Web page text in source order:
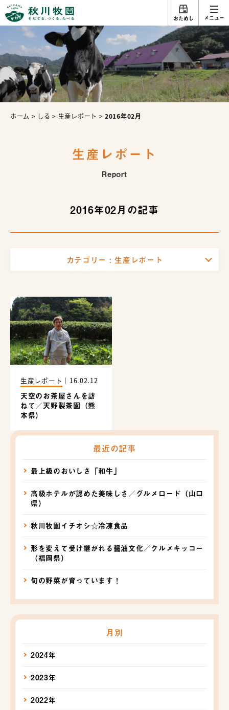
おためし メニュー
ホーム > しる > 生産レポート >2016年02月
生産レポート
Report
2016年02月の記事
カテゴリー :生産レポート
生産レポート ｜ 16.02.12
天空のお茶屋さんを訪
ねて／天野製茶園（熊
本県）
最近の記事
最上級のおいしさ「和牛」
高級ホテルが認めた美味しさ／グルメロード（山口
県）
秋川牧園イチオシ☆冷凍食品
形を変えて受け継がれる醤油文化／クルメキッコー
（福岡県）
旬の野菜が育っています！
月別
2024年
2023年
2022年